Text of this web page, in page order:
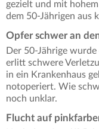
gezielt und mit
dem 50-Jährigen aus
Opfer schwer an
Der 50-Jährige
erlitt schwere
in ein Krankenhaus
notoperiert. Wie
noch unklar.
Flucht auf